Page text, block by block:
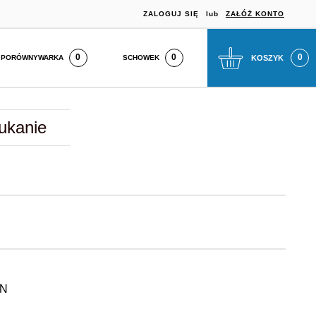
ZALOGUJ SIĘ lub ZAŁÓŻ KONTO
PORÓWNYWARKA SCHOWEK KOSZYK 0